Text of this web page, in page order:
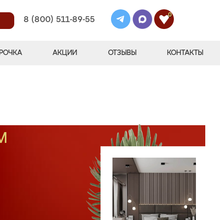
8 (800) 511-89-55
0
АКЦИИ ОТЗЫВЫ КОНТАКТЫ